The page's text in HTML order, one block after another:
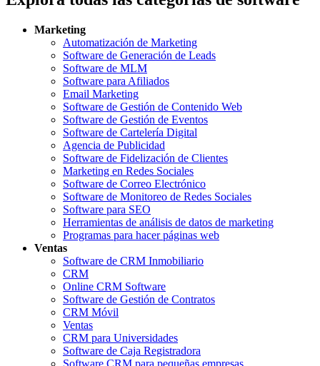
Marketing
Automatización de Marketing
Software de Generación de Leads
Software de MLM
Software para Afiliados
Email Marketing
Software de Gestión de Contenido Web
Software de Gestión de Eventos
Software de Cartelería Digital
Agencia de Publicidad
Software de Fidelización de Clientes
Marketing en Redes Sociales
Software de Correo Electrónico
Software de Monitoreo de Redes Sociales
Software para SEO
Herramientas de análisis de datos de marketing
Programas para hacer páginas web
Ventas
Software de CRM Inmobiliario
CRM
Online CRM Software
Software de Gestión de Contratos
CRM Móvil
Ventas
CRM para Universidades
Software de Caja Registradora
Software CRM para pequeñas empresas